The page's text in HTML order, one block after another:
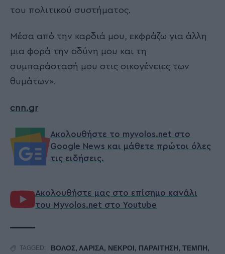
του πολιτικού συστήματος.
Μέσα από την καρδιά μου, εκφράζω για άλλη
μια φορά την οδύνη μου και τη
συμπαράστασή μου στις οικογένειες των
θυμάτων».
cnn.gr
Ακολουθήστε το myvolos.net στο
Google News και μάθετε πρώτοι όλες
τις ειδήσεις.
Ακολουθήστε μας στο επίσημο κανάλι
του Myvolos.net στο Youtube
TAGGED: ΒΟΛΟΣ, ΛΑΡΙΣΑ, ΝΕΚΡΟΙ, ΠΑΡΑΙΤΗΣΗ, ΤΕΜΠΗ,